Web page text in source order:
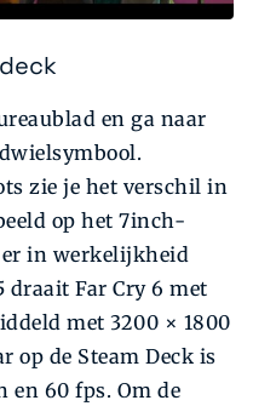
en ga naar
zie je het verschil in
op het 7inch-
er in werkelijkheid
draait Far Cry 6 met
met 3200 × 1800
op de Steam Deck is
en 60 fps. Om de